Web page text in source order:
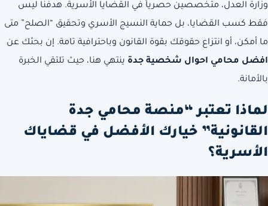
وزارة العدل، متخصصين حصرياً في القضايا الأسرية. هدفنا ليس
فقط كسب القضايا، بل حماية النسيج الأسري وتحقيق “الصلح” متى
ما أمكن، أو انتزاع حقوقك بقوة القانون وباحترافية تامة. إن بحثك عن
افضل محامي احوال شخصية جدة ينتهي هنا، حيث تلتقي الخبرة
بالأمانة.
لماذا تعتبر “منصة محامي جدة
القانونية” خيارك الأفضل في قضاياك
الأسرية؟